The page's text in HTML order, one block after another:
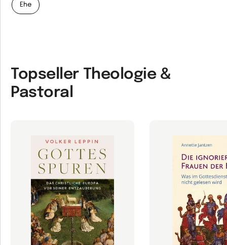
Ehe
Topseller Theologie &
Pastoral